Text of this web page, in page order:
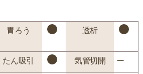
胃ろう 透析
たん吸引 気管切開 ー